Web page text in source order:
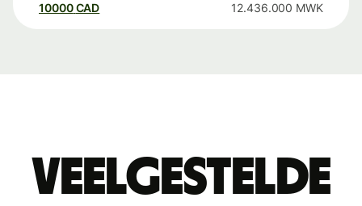
10000 CAD 12.436.000 MWK
Veelgestelde